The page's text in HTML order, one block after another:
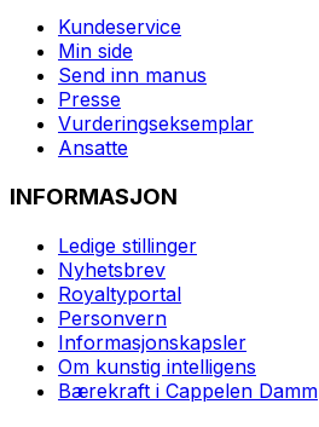
Kundeservice
Min side
Send inn manus
Presse
Vurderingseksemplar
Ansatte
INFORMASJON
Ledige stillinger
Nyhetsbrev
Royaltyportal
Personvern
Informasjonskapsler
Om kunstig intelligens
Bærekraft i Cappelen Damm